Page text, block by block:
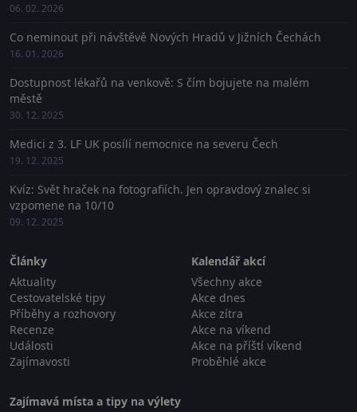
06. 02. 2026
Co neminout při návštěvě Nových Hradů v Jižních Čechách
16. 01. 2026
Dostupnost lékařů na venkově: S čím bojujete na malém
městě
30. 12. 2025
Medici z 3. LF UK posílí nemocnice na severu Čech
19. 12. 2025
Kvíz: Svět hraček na fotografiích. Jen opravdový znalec si
vzpomene na 10/10
09. 12. 2025
Články
Aktuality
Cestovatelské tipy
Příběhy a rozhovory
Recenze
Události
Zajímavosti
Kalendář akcí
Všechny akce
Akce dnes
Akce zítra
Akce na víkend
Akce na příští víkend
Proběhlé akce
Zajímavá místa a tipy na výlety